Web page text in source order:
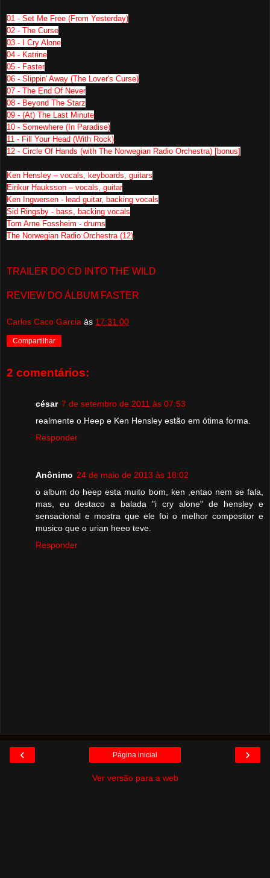
01 - Set Me Free (From Yesterday)
02 - The Curse
03 - I Cry Alone
04 - Katrine
05 - Faster
06 - Slippin' Away (The Lover's Curse)
07 - The End Of Never
08 - Beyond The Starz
09 - (At) The Last Minute
10 - Somewhere (In Paradise)
11 - Fill Your Head (With Rock)
12 - Circle Of Hands (with The Norwegian Radio Orchestra) [bonus]
Ken Hensley – vocals, keyboards, guitars
Eirikur Hauksson – vocals, guitar
Ken Ingwersen - lead guitar, backing vocals
Sid Ringsby - bass, backing vocals
Tom Arne Fossheim - drums
The Norwegian Radio Orchestra (12)
TRAILER DO CD INTO THE WILD
REVIEW DO ÁLBUM FASTER
Carlos Caco Garcia às 17:31:00
Compartilhar
2 comentários:
césar 7 de setembro de 2011 às 07:53
realmente o Heep e Ken Hensley estão em ótima forma.
Responder
Anônimo 24 de maio de 2013 às 18:02
o album do heep esta muito bom, ken ,entao nem se fala,
mas, eu destaco a balada "i cry alone" de hensley e
sensacional e mostra que ele foi o melhor compositor e
musico que o urian heeo teve.
Responder
‹ ›
Página inicial
Ver versão para a web